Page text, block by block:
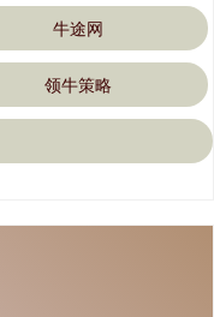
牛途网
领牛策略